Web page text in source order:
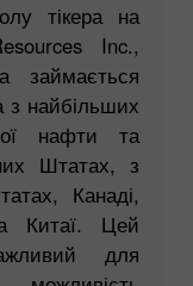
тікера на
Inc.,
займається
з найбільших
нафти та
Штатах, з
Канаді,
Китаї. Цей
для